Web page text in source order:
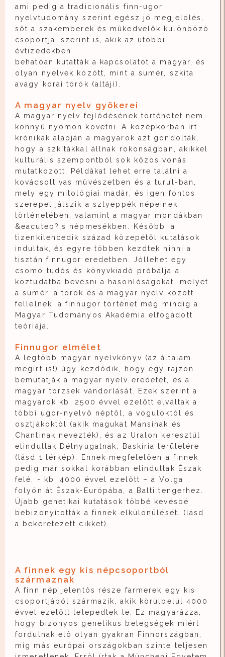
ami pedig a tradicionális finn-ugor
nyelvtudomány szerint egész jó megjelölés,
sôt a szakemberek és mûkedvelôk különbözô
csoportjai szerint is, akik az utóbbi
évtizedekben
behatóan kutatták a kapcsolatot a magyar, és
olyan nyelvek között, mint a sumér, szkíta
avagy korai török (altáji).
A magyar nyelv gyökerei
A magyar nyelv fejlôdésének történetét nem
könnyû nyomon követni. A középkorban írt
krónikák alapján a magyarok azt gondolták,
hogy a szkítákkal állnak rokonságban, akikkel
kulturális szempontból sok közös vonás
mutatkozott. Példákat lehet erre találni a
kovácsolt vas mûvészetben és a turul-ban,
mely egy mitológiai madár, és igen fontos
szerepet játszik a sztyeppék népeinek
történetében, valamint a magyar mondákban
&eacuteb?;s népmesékben. Késôbb, a
tizenkilencedik század közepétôl kutatások
indultak, és egyre többen kezdtek hinni a
tisztán finnugor eredetben. Jóllehet egy
csomó tudós és könyvkiadó próbálja a
köztudatba bevésni a hasonlóságokat, melyet
a sumér, a török és a magyar nyelv között
fellelnek, a finnugor történet még mindig a
Magyar Tudományos Akadémia elfogadott
teóriája.
Finnugor elmélet
A legtöbb magyar nyelvkönyv (az általam
megírt is!) úgy kezdôdik, hogy egy rajzon
bemutatják a magyar nyelv eredetét, és a
magyar törzsek vándorlását. Ezek szerint a
magyarok kb. 2500 évvel ezelôtt elváltak a
többi ugor-nyelvô néptôl, a voguloktól és
osztjákoktól (akik magukat Mansinak és
Chantinak nevezték), és az Uralon keresztül
elindultak Délnyugatnak, Baskíria területére
(lásd 1.térkép). Ennek megfelelôen a finnek
pedig már sokkal korábban elindultak Észak
felé, - kb. 4000 évvel ezelôtt – a Volga
folyón át Észak-Európába, a Balti tengerhez.
Újabb genetikai kutatások többé kevésbé
bebizonyították a finnek elkülönülését. (lásd
a bekeretezett cikket).
A finnek egy kis népcsoportból
származnak
A finn nép jelentôs része farmerek egy kis
csoportjából származik, akik körülbelül 4000
évvel ezelôtt telepedtek le. Ez magyarázza,
hogy bizonyos genetikus betegségek miért
fordulnak elô olyan gyakran Finnországban,
míg más európai országokban szinte teljesen